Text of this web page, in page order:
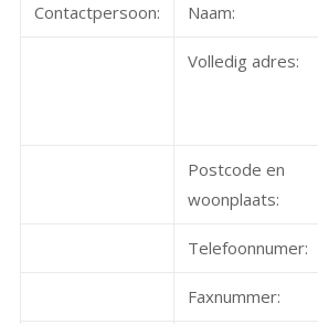
Contactpersoon: Naam:
Volledig adres:
Postcode en
woonplaats:
Telefoonnumer:
Faxnummer: